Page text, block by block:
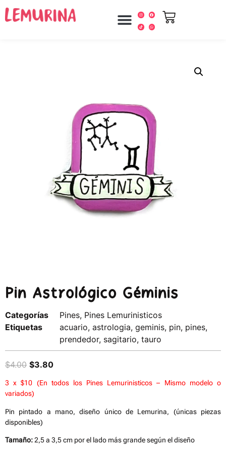
Pin Astrológico Géminis
Categorías Pines, Pines Lemurinisticos
Etiquetas
acuario, astrologia, geminis, pin, pines,
prendedor, sagitario, tauro
$4.00 $3.80
3 x $10 (En todos los Pines Lemurinisticos – Mismo modelo o
variados)
Pin pintado a mano, diseño único de Lemurina, (únicas piezas
disponibles)
Tamaño:2,5 a 3,5 cm por el lado más grande según el diseño